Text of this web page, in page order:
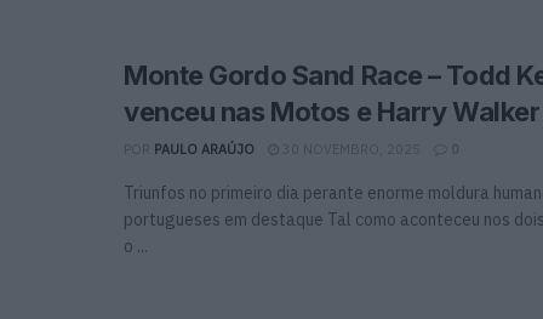
Monte Gordo Sand Race – Todd
venceu nas Motos e Harry
PAULO ARAÚJO 30 NOVEMBRO, 2025 0
Triunfos no primeiro dia perante enorme moldura
portugueses em destaque Tal como aconteceu nos
o ...